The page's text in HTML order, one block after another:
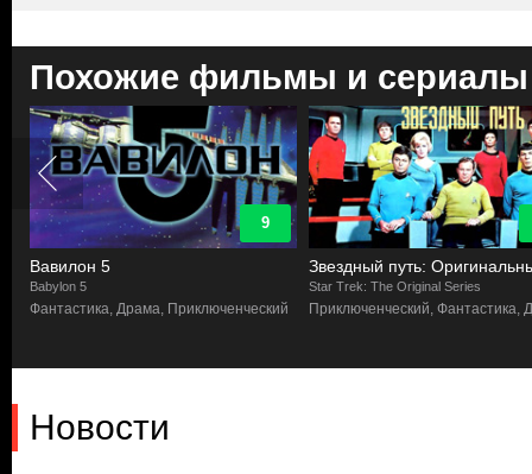
Похожие фильмы и сериалы
9
Вавилон 5
Babylon 5
Фантастика, Драма, Приключенческий
Звездный путь:
Star Trek: The Original Series
Приключенческий, Фантастика,
Новости